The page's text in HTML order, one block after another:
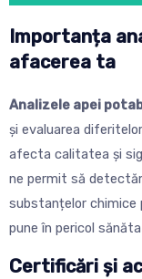
Importanța
afacerea ta
Analizele apei
și evaluarea
afecta calitatea și
ne permit să
substanțelor chimice
pune în pericol
Certificări și